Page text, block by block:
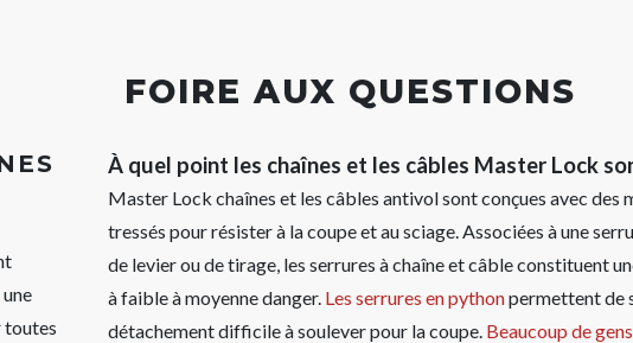
FOIRE AUX QUESTIONS
toutes
À quel point les chaînes et les câbles Master Lock
Master Lock chaînes et les câbles antivol sont conçues avec des
tressés pour résister à la coupe et au sciage. Associées à une
de levier ou de tirage, les serrures à chaîne et câble constituent
à faible à moyenne danger. Les serrures en pythonpermettent de
détachement difficile à soulever pour la coupe. Beaucoup de